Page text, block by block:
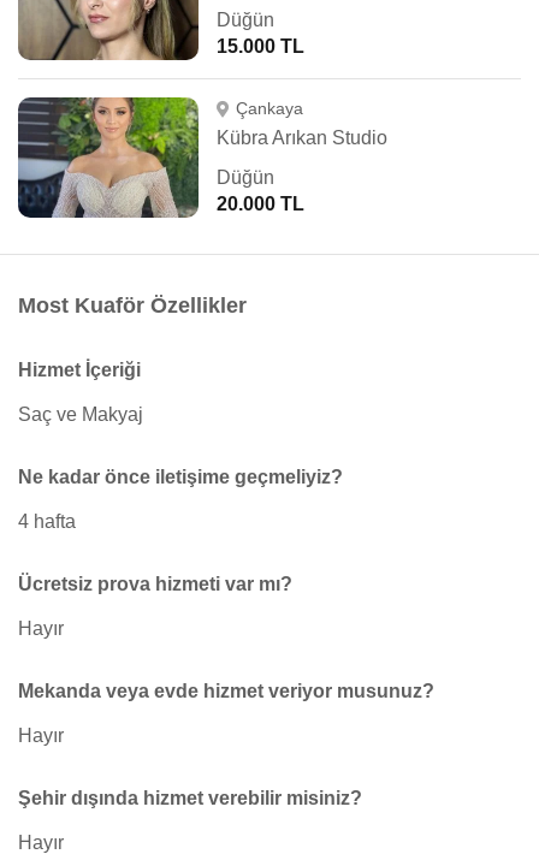
Düğün
15.000 TL
Çankaya
Kübra Arıkan Studio
Düğün
20.000 TL
Most Kuaför Özellikler
Hizmet İçeriği
Saç ve Makyaj
Ne kadar önce iletişime geçmeliyiz?
4 hafta
Ücretsiz prova hizmeti var mı?
Hayır
Mekanda veya evde hizmet veriyor musunuz?
Hayır
Şehir dışında hizmet verebilir misiniz?
Hayır